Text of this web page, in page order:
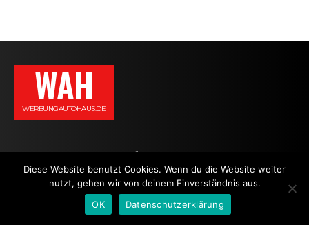
WAH
WERBUNGAUTOHAUS.DE
AGB DATENSCHUTZERKLÄRUNG
Diese Website benutzt Cookies. Wenn du die Website weiter
nutzt, gehen wir von deinem Einverständnis aus.
OK
Datenschutzerklärung